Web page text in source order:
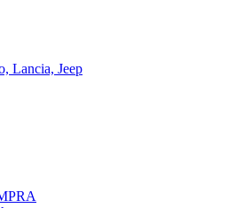
Lancia, Jeep